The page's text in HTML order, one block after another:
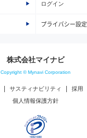
ログイン
プライバシー設定
株式会社マイナビ
Copyright © Mynavi Corporation
サスティナビリティ 採用
個人情報保護方針